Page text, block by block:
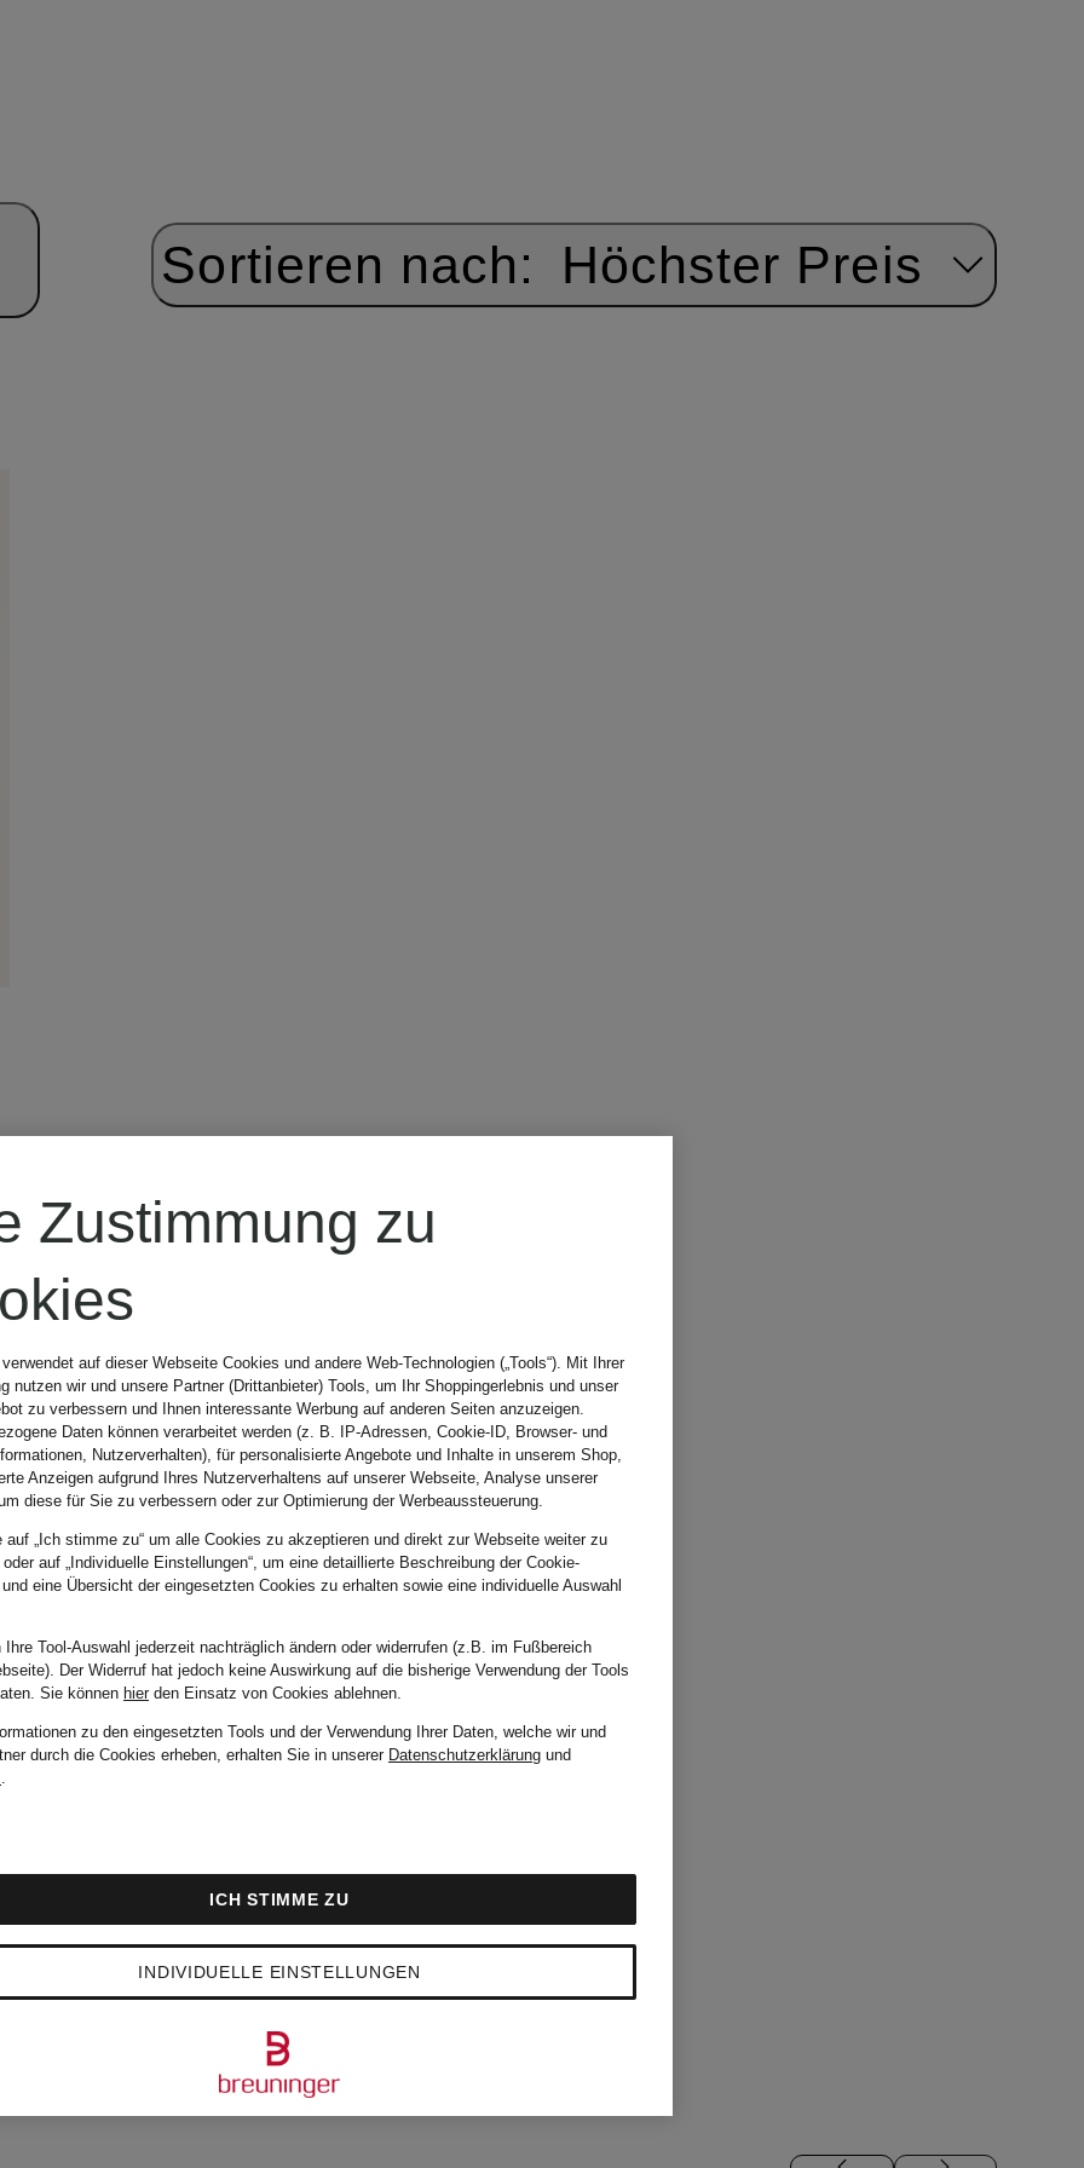
Sortieren nach: Höchster Preis
Zustimmung zu
auf dieser Webseite Cookies und andere Web-Technologien („Tools“). Mit Ihrer
nutzen wir und unsere Partner (Drittanbieter) Tools, um Ihr Shoppingerlebnis und unser
zu verbessern und Ihnen interessante Werbung auf anderen Seiten anzuzeigen.
Daten können verarbeitet werden (z. B. IP-Adressen, Cookie-ID, Browser- und
Nutzerverhalten), für personalisierte Angebote und Inhalte in unserem Shop,
Anzeigen aufgrund Ihres Nutzerverhaltens auf unserer Webseite, Analyse unserer
diese für Sie zu verbessern oder zur Optimierung der Werbeaussteuerung.
auf „Ich stimme zu“ um alle Cookies zu akzeptieren und direkt zur Webseite weiter zu
auf „Individuelle Einstellungen“, um eine detaillierte Beschreibung der Cookie-
und eine Übersicht der eingesetzten Cookies zu erhalten sowie eine individuelle Auswahl
Ihre Tool-Auswahl jederzeit nachträglich ändern oder widerrufen (z.B. im Fußbereich
Der Widerruf hat jedoch keine Auswirkung auf die bisherige Verwendung der Tools
Sie können hierden Einsatz von Cookies ablehnen.
zu den eingesetzten Tools und der Verwendung Ihrer Daten, welche wir und
durch die Cookies erheben, erhalten Sie in unserer Datenschutzerklärung und
.
INDIVIDUELLE EINSTELLUNGEN
ICH STIMME ZU